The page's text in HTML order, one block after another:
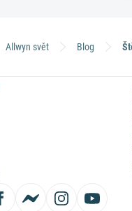
Allwyn svět Blog